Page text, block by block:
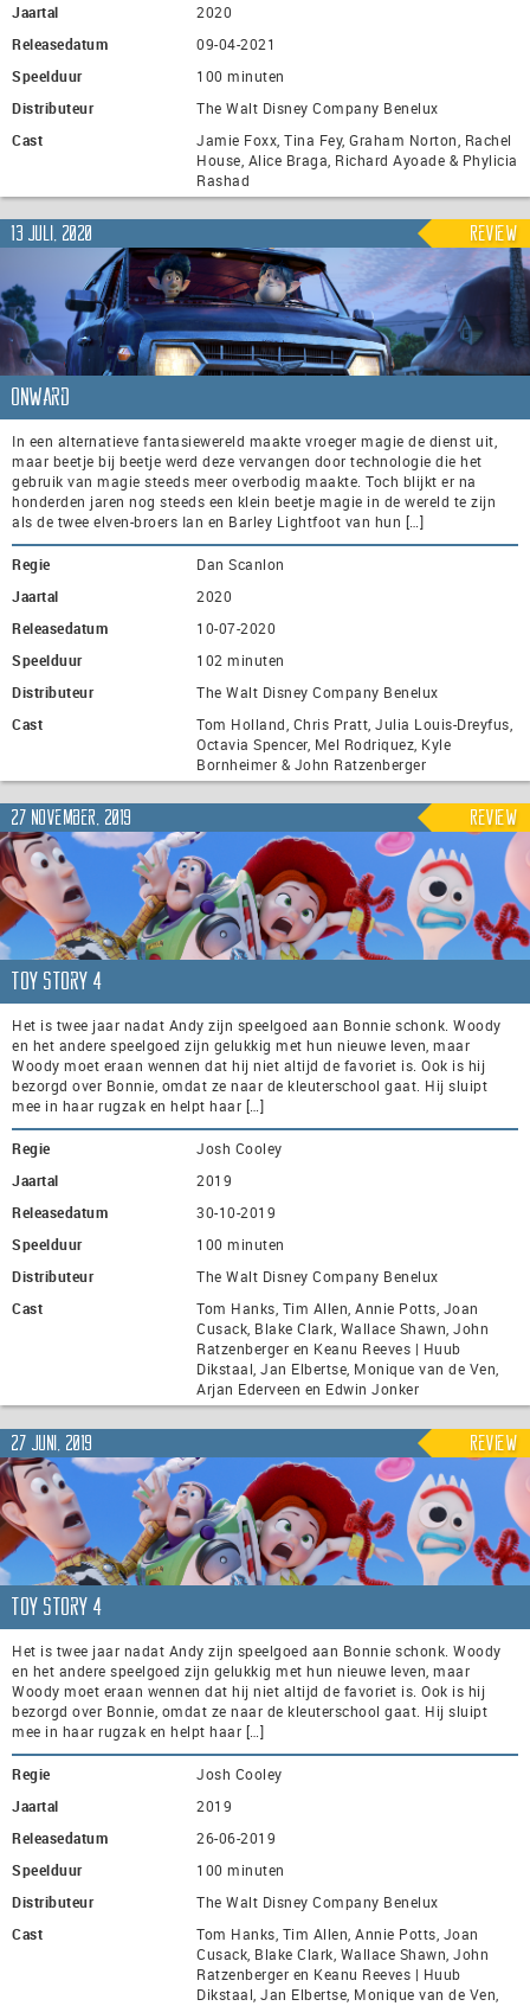
Jaartal
2020
Releasedatum
09-04-2021
Speelduur
100 minuten
Distributeur
The Walt Disney Company Benelux
Cast
Jamie Foxx, Tina Fey, Graham Norton, Rachel
House, Alice Braga, Richard Ayoade & Phylicia
Rashad
13 juli, 2020 Review
Onward
In een alternatieve fantasiewereld maakte vroeger magie de dienst uit,
maar beetje bij beetje werd deze vervangen door technologie die het
gebruik van magie steeds meer overbodig maakte. Toch blijkt er na
honderden jaren nog steeds een klein beetje magie in de wereld te zijn
als de twee elven-broers Ian en Barley Lightfoot van hun […]
Regie
Dan Scanlon
Jaartal
2020
Releasedatum
10-07-2020
Speelduur
102 minuten
Distributeur
The Walt Disney Company Benelux
Cast
Tom Holland, Chris Pratt, Julia Louis-Dreyfus,
Octavia Spencer, Mel Rodriquez, Kyle
Bornheimer & John Ratzenberger
27 november, 2019 Review
Toy Story 4
Het is twee jaar nadat Andy zijn speelgoed aan Bonnie schonk. Woody
en het andere speelgoed zijn gelukkig met hun nieuwe leven, maar
Woody moet eraan wennen dat hij niet altijd de favoriet is. Ook is hij
bezorgd over Bonnie, omdat ze naar de kleuterschool gaat. Hij sluipt
mee in haar rugzak en helpt haar […]
Regie
Josh Cooley
Jaartal
2019
Releasedatum
30-10-2019
Speelduur
100 minuten
Distributeur
The Walt Disney Company Benelux
Cast
Tom Hanks, Tim Allen, Annie Potts, Joan
Cusack, Blake Clark, Wallace Shawn, John
Ratzenberger en Keanu Reeves | Huub
Dikstaal, Jan Elbertse, Monique van de Ven,
Arjan Ederveen en Edwin Jonker
27 juni, 2019 Review
Toy Story 4
Het is twee jaar nadat Andy zijn speelgoed aan Bonnie schonk. Woody
en het andere speelgoed zijn gelukkig met hun nieuwe leven, maar
Woody moet eraan wennen dat hij niet altijd de favoriet is. Ook is hij
bezorgd over Bonnie, omdat ze naar de kleuterschool gaat. Hij sluipt
mee in haar rugzak en helpt haar […]
Regie
Josh Cooley
Jaartal
2019
Releasedatum
26-06-2019
Speelduur
100 minuten
Distributeur
The Walt Disney Company Benelux
Cast
Tom Hanks, Tim Allen, Annie Potts, Joan
Cusack, Blake Clark, Wallace Shawn, John
Ratzenberger en Keanu Reeves | Huub
Dikstaal, Jan Elbertse, Monique van de Ven,